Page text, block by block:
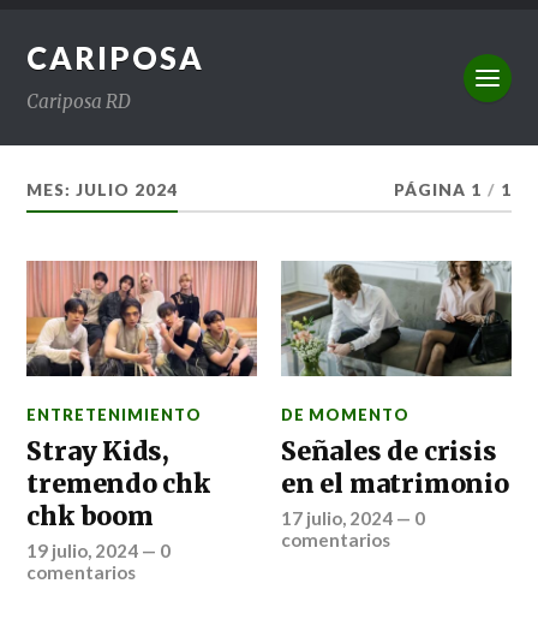
CARIPOSA
Cariposa RD
MES:JULIO 2024 PÁGINA 1 / 1
ENTRETENIMIENTO
Stray Kids,
tremendo chk
chk boom
19 julio, 2024 — 0
comentarios
DE MOMENTO
Señales de crisis
en el matrimonio
17 julio, 2024 — 0
comentarios